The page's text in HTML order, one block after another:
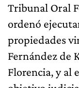
Tribunal Oral
ordenó
propiedades
Fernández de
Florencia, y al